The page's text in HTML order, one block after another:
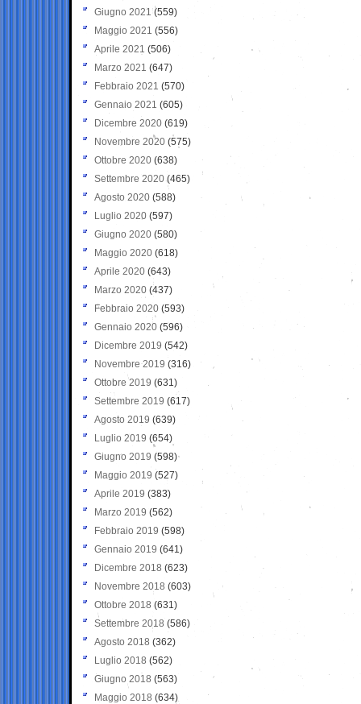
Giugno 2021(559)
Maggio 2021 (556)
Aprile 2021 (506)
Marzo 2021 (647)
Febbraio 2021 (570)
Gennaio 2021 (605)
Dicembre 2020 (619)
Novembre 2020 (575)
Ottobre 2020 (638)
Settembre 2020(465)
Agosto 2020 (588)
Luglio 2020 (597)
Giugno 2020 (580)
Maggio 2020 (618)
Aprile 2020 (643)
Marzo 2020 (437)
Febbraio 2020 (593)
Gennaio 2020 (596)
Dicembre 2019 (542)
Novembre 2019 (316)
Ottobre 2019 (631)
Settembre 2019 (617)
Agosto 2019 (639)
Luglio 2019 (654)
Giugno 2019 (598)
Maggio 2019 (527)
Aprile 2019 (383)
Marzo 2019 (562)
Febbraio 2019 (598)
Gennaio 2019 (641)
Dicembre 2018 (623)
Novembre 2018 (603)
Ottobre 2018 (631)
Settembre 2018 (586)
Agosto 2018 (362)
Luglio 2018 (562)
Giugno 2018 (563)
Maggio 2018 (634)